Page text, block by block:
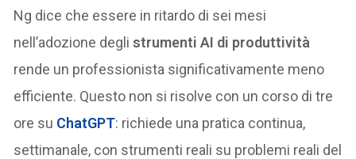
Ng dice che essere in ritardo di sei mesi
nell’adozione deglistrumenti AI di produttività
rende un professionista significativamente meno
efficiente. Questo non si risolve con un corso di tre
ore su ChatGPT: richiede una pratica continua,
settimanale, con strumenti reali su problemi reali del